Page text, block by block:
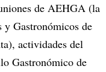
de AEHGA (la
Gastronómicos de
actividades del
Gastronómico de